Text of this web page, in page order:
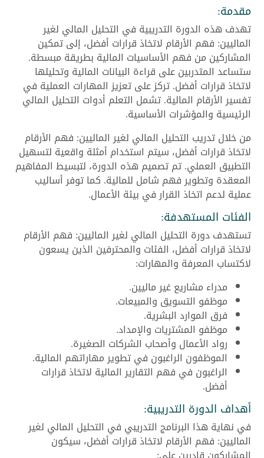
مقدمة:
تهدف هذه الدورة التدريبية في التحليل المالي لغير
الماليين: فهم الأرقام لاتخاذ قرارات أفضل، إلى تمكين
المشاركين من فهم الأساسيات المالية بطريقة مبسطة.
ستساعد المتدربين على قراءة البيانات المالية وتحليلها
لاتخاذ قرارات أفضل. تركز على تعزيز المهارات العملية في
تفسير الأرقام المالية. تشمل التعلم أدوات التحليل المالي
الرئيسية والمؤشرات الأساسية.
من خلال تدريب التحليل المالي لغير الماليين: فهم الأرقام
لاتخاذ قرارات أفضل، سيتم استخدام أمثلة واقعية لتسهيل
التطبيق العملي. تم تصميم هذه الدورة، لتبسيط المفاهيم
المعقدة وتطوير فهم شامل للمالية. كما توفر أساليب
عملية لدعم اتخاذ القرار في بيئة الأعمال.
الفئات المستهدفة:
تستهدف دورة التحليل المالي لغير الماليين: فهم الأرقام
لاتخاذ قرارات أفضل، الفئات والمحترفين الذين يسعون
لاكتساب المعرفة والمهارات:
مدراء مشاريع غير ماليين.
موظفو التسويق والمبيعات.
فرق الموارد البشرية.
موظفو المشتريات والإمداد.
رواد الأعمال وأصحاب الشركات الصغيرة.
الموظفون الراغبون في تطوير مهاراتهم المالية.
الراغبون في فهم التقارير المالية لاتخاذ قرارات
أفضل.
أهداف الدورة التدريبية:
في نهاية هذا البرنامج التدريبي في التحليل المالي لغير
الماليين: فهم الأرقام لاتخاذ قرارات أفضل، سيكون